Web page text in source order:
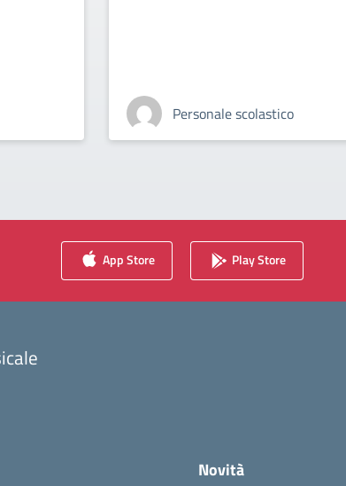
Personale scolastico
App Store Play Store
Novità